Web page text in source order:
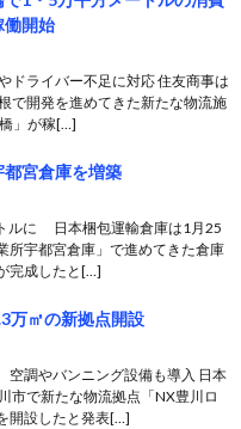
働開始
ドライバー不足に対応 住友商事は
で開発を進めてきた新たな物流施
」が稼[…]
宮倉庫を増築
ルに 日本梱包運輸倉庫は1月25
所宇都宮倉庫」で進めてきた倉庫
完成したと[…]
万㎡の新拠点開設
空調やバンニング設備も導入 日本
市で新たな物流拠点「NX豊川ロ
開設したと発表[…]